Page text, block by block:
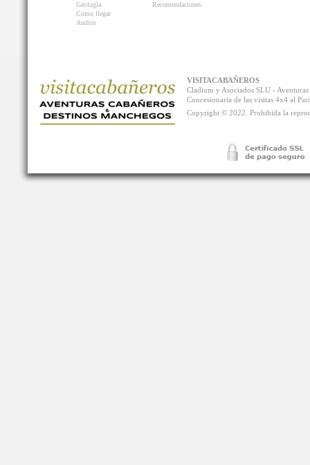
Geología
Como llegar
Audios
Recomendaciones
VISITACABAÑEROS
Cladium y Asociados SLU -
Concesionaria de las visitas 4x4 al
Copyright © 2022. Prohibida la